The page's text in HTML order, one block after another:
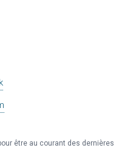
être au courant des dernières